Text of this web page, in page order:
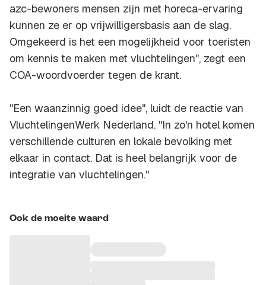
azc-bewoners mensen zijn met horeca-ervaring
kunnen ze er op vrijwilligersbasis aan de slag.
Omgekeerd is het een mogelijkheid voor toeristen
om kennis te maken met vluchtelingen", zegt een
COA-woordvoerder tegen de krant.
"Een waanzinnig goed idee", luidt de reactie van
VluchtelingenWerk Nederland. "In zo'n hotel komen
verschillende culturen en lokale bevolking met
elkaar in contact. Dat is heel belangrijk voor de
integratie van vluchtelingen."
Ook de moeite waard